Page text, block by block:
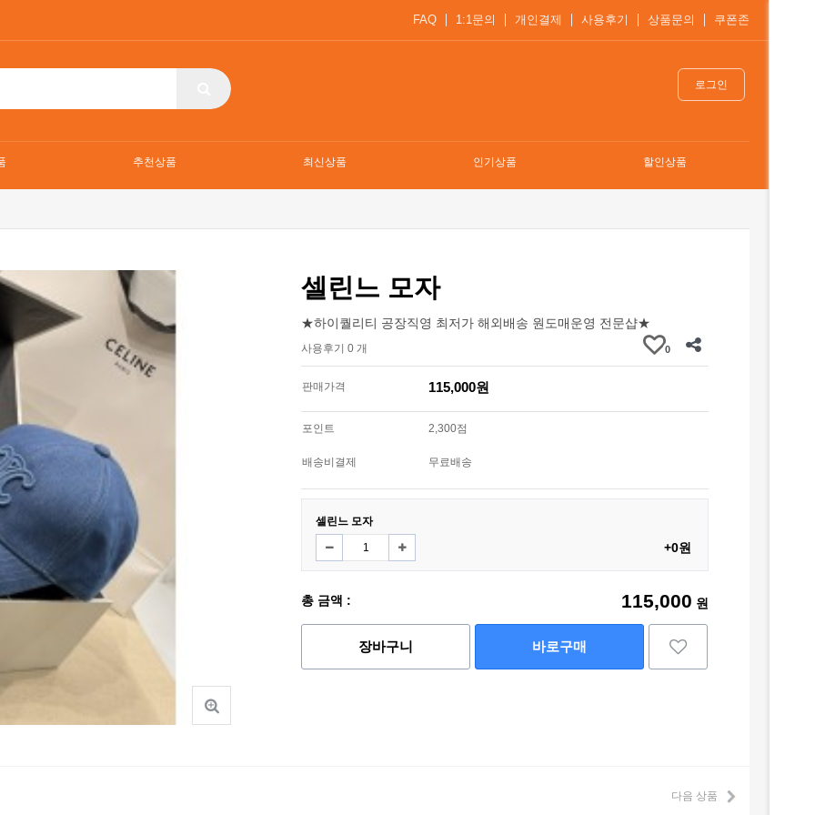
FAQ 1:1문의 개인결제 사용후기 상품문의 쿠폰존
로그인
추천상품 최신상품 인기상품 할인상품
셀린느 모자
★하이퀄리티 공장직영 최저가 해외배송 원도매운영 전문샵★
사용후기 0 개 0
판매가격 115,000원
포인트 2,300점
배송비결제 무료배송
셀린느 모자
+0원
총 금액 : 115,000 원
장바구니 바로구매
다음 상품